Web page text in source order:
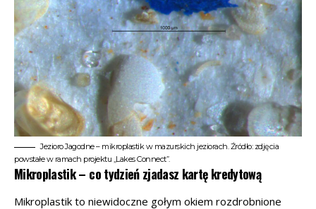
Jezioro Jagodne – mikroplastik w mazurskich jeziorach. Źródło: zdjęcia
powstałe w ramach projektu „Lakes Connect”.
Mikroplastik – co tydzień zjadasz kartę kredytową
Mikroplastik to niewidoczne gołym okiem rozdrobnione